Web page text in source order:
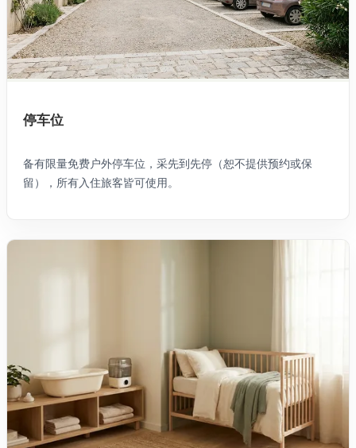
停车位
备有限量免费户外停车位，采先到先停（恕不提供预约或保
留），所有入住旅客皆可使用。